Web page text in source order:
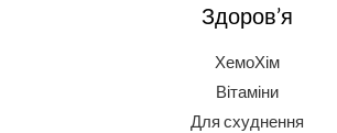
Здоров’я
ХемоХім
Вітаміни
Для схуднення